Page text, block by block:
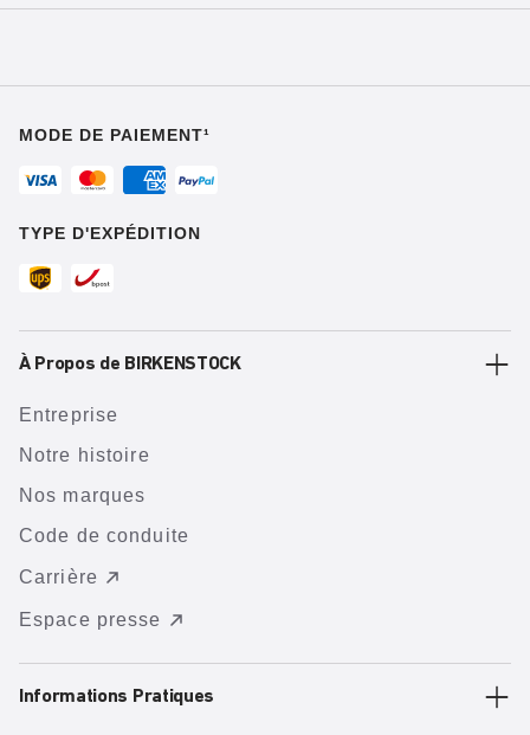
MODE DE PAIEMENT¹
TYPE D'EXPÉDITION
À Propos de BIRKENSTOCK
Entreprise
Notre histoire
Nos marques
Code de conduite
Carrière
Espace presse
Informations Pratiques